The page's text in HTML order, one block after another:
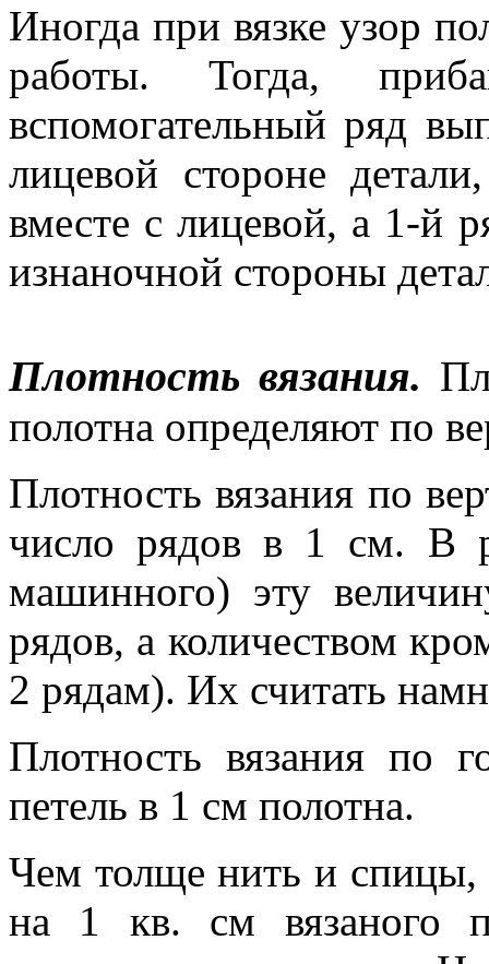
Иногда при вязке узор
работы. Тогда,
вспомогательный ряд
лицевой стороне
вместе с лицевой, а 1-й
изнаночной стороны
Плотность вязания.
полотна определяют по
Плотность вязания по
число рядов в 1 см. В
машинного) эту
рядов, а количеством
2 рядам). Их считать
Плотность вязания по
петель в 1 см полотна.
Чем толще нить и спицы,
на 1 кв. см вязаного